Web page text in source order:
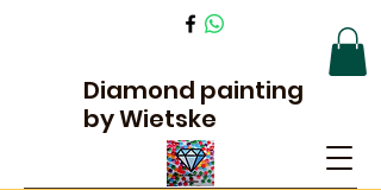
Diamond painting
by Wietske